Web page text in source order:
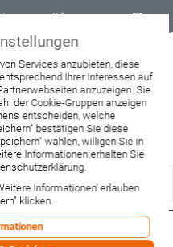
Lieferung
B2B
Services anzubieten, diese
Ihrer Interessen auf
anzuzeigen. Sie
der Cookie-Gruppen anzeigen
entscheiden, welche
bestätigen Sie diese
wählen, willigen Sie in
Informationen erhalten Sie
Informationen' erlauben
klicken.